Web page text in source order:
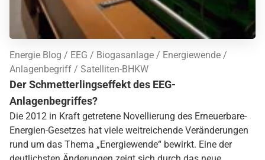
Energie Blog EEG Biogasanlage
Energiewende
Anlagenbegriff
Satelliten-BHKW
Der Schmetterlingseffekt des EEG-
Anlagenbegriffes?
Die 2012 in Kraft getretene Novellierung des Erneuerbare-
Energien-Gesetzes hat viele weitreichende Veränderungen
rund um das Thema „Energiewende“ bewirkt. Eine der